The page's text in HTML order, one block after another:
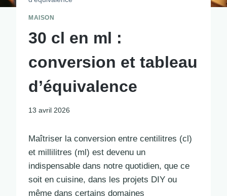
MAISON
30 cl en ml :
conversion et tableau
d’équivalence
13 avril 2026
Maîtriser la conversion entre centilitres (cl)
et millilitres (ml) est devenu un
indispensable dans notre quotidien, que ce
soit en cuisine, dans les projets DIY ou
même dans certains domaines